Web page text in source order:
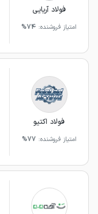
فولاد آریایی
امتیاز فروشنده: 74%
فولاد اکتیو
امتیاز فروشنده: 77%